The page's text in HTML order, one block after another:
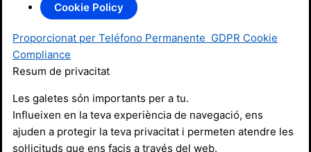
Cookie Policy
Proporcionat per Teléfono Permanente GDPR Cookie
Compliance
Resum de privacitat
Les galetes són importants per a tu.
Influeixen en la teva experiència de navegació, ens
ajuden a protegir la teva privacitat i permeten atendre les
sol·licituds que ens facis a través del web.